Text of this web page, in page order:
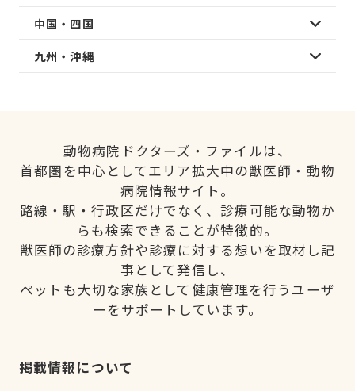
中国・四国
九州・沖縄
動物病院ドクターズ・ファイルは、
首都圏を中心としてエリア拡大中の獣医師・動物
病院情報サイト。
路線・駅・行政区だけでなく、診療可能な動物か
らも検索できることが特徴的。
獣医師の診療方針や診療に対する想いを取材し記
事として発信し、
ペットも大切な家族として健康管理を行うユーザ
ーをサポートしています。
掲載情報について